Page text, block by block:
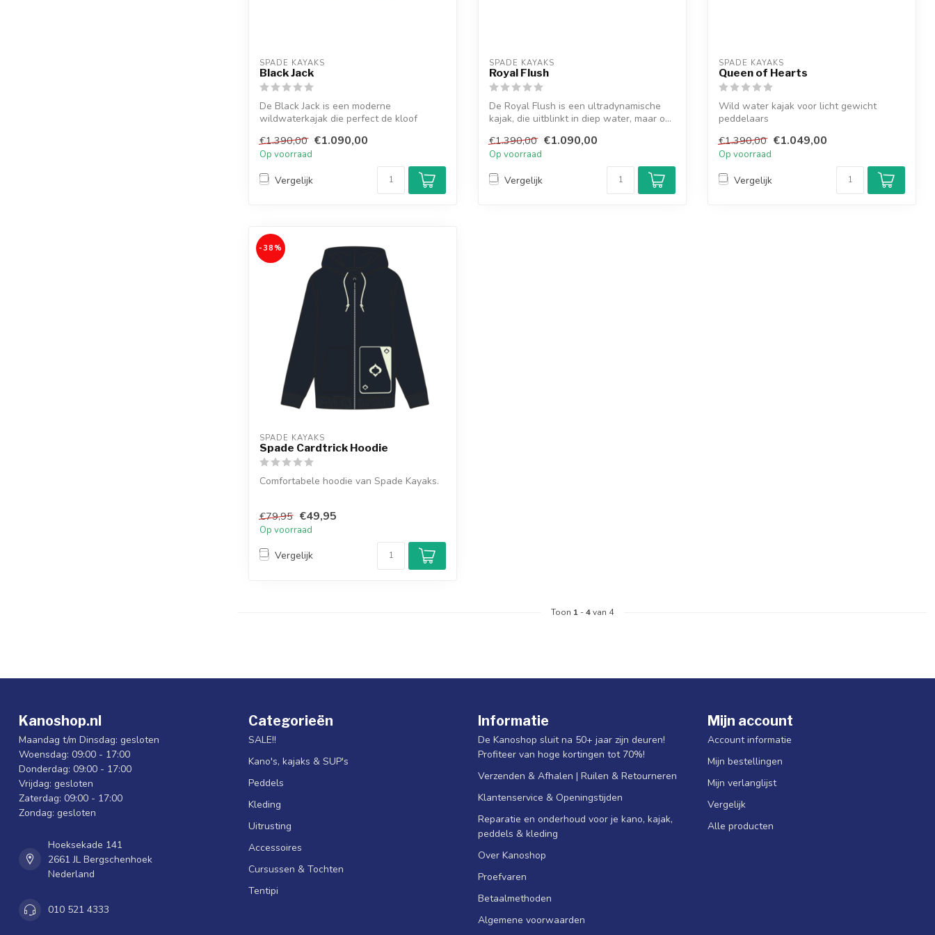
SPADE KAYAKS
Black Jack
De Black Jack is een moderne
wildwaterkajak die perfect de kloof
€1.390,00 €1.090,00
Op voorraad
Vergelijk
SPADE KAYAKS
Royal Flush
De Royal Flush is een ultradynamische
kajak, die uitblinkt in diep water, maar o...
€1.390,00 €1.090,00
Op voorraad
Vergelijk
SPADE KAYAKS
Queen of Hearts
Wild water kajak voor licht gewicht
peddelaars
€1.390,00 €1.049,00
Op voorraad
Vergelijk
-38%
SPADE KAYAKS
Spade Cardtrick Hoodie
Comfortabele hoodie van Spade Kayaks.
€79,95 €49,95
Op voorraad
Vergelijk
Toon 1 -4van 4
Kanoshop.nl
Maandag t/m Dinsdag: gesloten
Woensdag: 09:00 - 17:00
Donderdag: 09:00 - 17:00
Vrijdag: gesloten
Zaterdag: 09:00 - 17:00
Zondag: gesloten
Hoeksekade 141
2661 JL Bergschenhoek
Nederland
010 521 4333
Categorieën
SALE!!
Kano's, kajaks & SUP's
Peddels
Kleding
Uitrusting
Accessoires
Cursussen & Tochten
Tentipi
Informatie
De Kanoshop sluit na 50+ jaar zijn deuren!
Profiteer van hoge kortingen tot 70%!
Verzenden & Afhalen | Ruilen & Retourneren
Klantenservice & Openingstijden
Reparatie en onderhoud voor je kano, kajak,
peddels & kleding
Over Kanoshop
Proefvaren
Betaalmethoden
Algemene voorwaarden
Mijn account
Account informatie
Mijn bestellingen
Mijn verlanglijst
Vergelijk
Alle producten